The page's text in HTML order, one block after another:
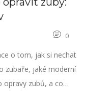
0
o tom, jak si nechat
zubaře, jaké moderní
opravy zubů, a co